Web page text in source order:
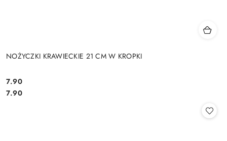
NOŻYCZKI KRAWIECKIE 21 CM W KROPKI
Cena:
7.90
Cena:
7.90